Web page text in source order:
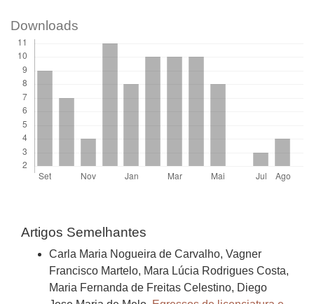
Downloads
Artigos Semelhantes
Carla Maria Nogueira de Carvalho, Vagner
Francisco Martelo, Mara Lúcia Rodrigues Costa,
Maria Fernanda de Freitas Celestino, Diego